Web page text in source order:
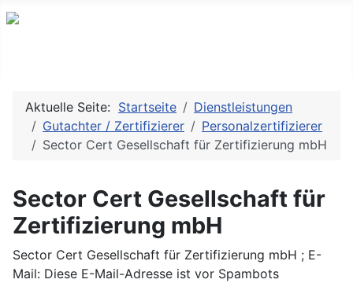
Aktuelle Seite: Startseite
Dienstleistungen
Gutachter / Zertifizierer
Personalzertifizierer
Sector Cert Gesellschaft für Zertifizierung mbH
Sector Cert Gesellschaft für
Zertifizierung mbH
Sector Cert Gesellschaft für Zertifizierung mbH ; E-
Mail: Diese E-Mail-Adresse ist vor Spambots